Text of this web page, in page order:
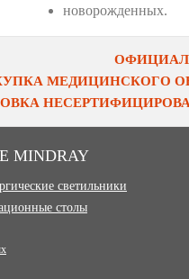
новорожденных.
МЕДИЦИНСКОГО
светильники
столы